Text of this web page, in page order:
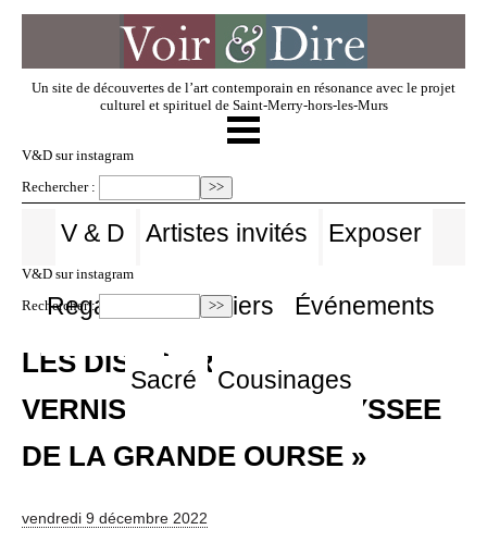
Un site de découvertes de l’art contemporain en résonance avec le projet
culturel et spirituel de Saint-Merry-hors-les-Murs
V & D
Artistes invités
Exposer
Regarder
Événements
☰
V&D sur instagram
Rechercher :
V & D Artistes invités Exposer
Regarder Dossiers Événements
Sacré Cousinages
V&D sur instagram
Rechercher :
LES DISCOURS DU
VERNISSAGE DE « L’ODYSSEE
DE LA GRANDE OURSE »
vendredi 9 décembre 2022